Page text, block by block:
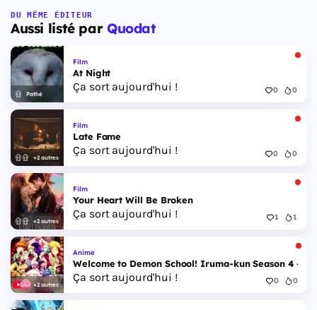
DU MÊME ÉDITEUR
Aussi listé par Quodat
Pathé
Film
At Night
Ça sort aujourd'hui ! 0 0
+2 autres
Film
Late Fame
Ça sort aujourd'hui ! 0 0
+2 autres
Film
Your Heart Will Be Broken
Ça sort aujourd'hui ! 1 1
+2 autres
Anime
Welcome to Demon School! Iruma-kun Season 4 -
Ça sort aujourd'hui ! 0 0